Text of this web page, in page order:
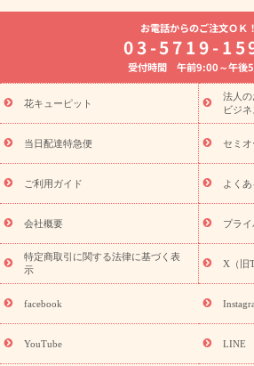
よく贈られる花
お祝いの花特集
8月の誕生花(トルコキキョウ)
開店・開
お供え・お悔やみ お供え・
通夜・葬儀に贈る花
ーブドフラワー
季節のイベント
ひま
特集
お盆 花（新盆・初盆） 季節の
盆・初盆）
お盆 花（新盆・初盆）
お
フト
お盆・お供え プリザーブドフラワー
レゼント特集
夏の花贈り・お中元・暑
敬老の日におくる花ギフト・プレゼント
花ギフト・プレゼント特集
敬老の日 花
老の日 花鉢植えのギフト・プレゼント特集
フト・プレゼント特集
敬老の日の花 全
ペーン
映画『ウォーターガーディアンズ
「きょう誕生日なんです」キャンペーン
誕生日フラワーギフト 誕生日フラワーギ
(トルコキキョウ)
9月の誕生花(リンドウ)
お電話からのご注文ＯＫ！
03-5719-
受付時間 午前9:00～午後
花キューピット
法人
ビジ
当日配達特急便 セミ
ご利用ガイド よく
会社概要 プラ
特定商取引に関する法律に基づく表
示
X（旧
facebook
YouTube LINE